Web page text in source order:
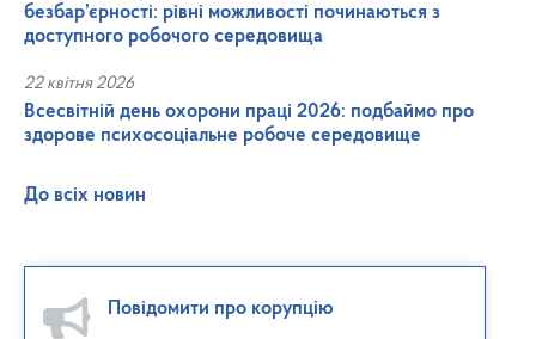
безбар’єрності: рівні можливості починаються з
доступного робочого середовища
22 квітня 2026
Всесвітній день охорони праці 2026: подбаймо про
здорове психосоціальне робоче середовище
До всіх новин
Повідомити про корупцію